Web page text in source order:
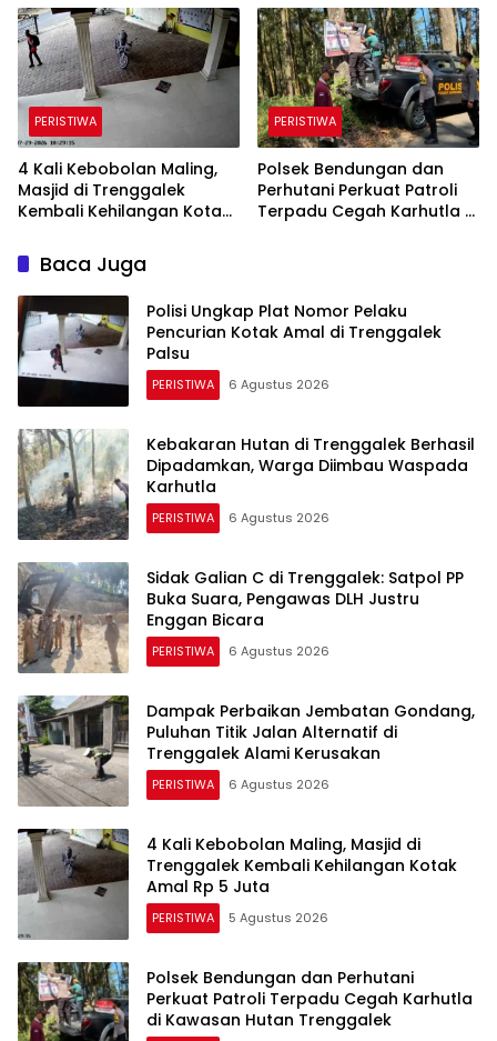
Alami Kerusakan
PERISTIWA
4 Kali Kebobolan Maling,
Masjid di Trenggalek
Kembali Kehilangan Kotak
PERISTIWA
Polsek Bendungan dan
Perhutani Perkuat Patroli
Terpadu Cegah Karhutla di
Baca Juga
Polisi Ungkap Plat Nomor Pelaku
Pencurian Kotak Amal di Trenggalek
Palsu
PERISTIWA 6 Agustus 2026
Kebakaran Hutan di Trenggalek Berhasil
Dipadamkan, Warga Diimbau Waspada
Karhutla
PERISTIWA 6 Agustus 2026
Sidak Galian C di Trenggalek: Satpol PP
Buka Suara, Pengawas DLH Justru
Enggan Bicara
PERISTIWA 6 Agustus 2026
Dampak Perbaikan Jembatan Gondang,
Puluhan Titik Jalan Alternatif di
Trenggalek Alami Kerusakan
PERISTIWA 6 Agustus 2026
4 Kali Kebobolan Maling, Masjid di
Trenggalek Kembali Kehilangan Kotak
Amal Rp 5 Juta
PERISTIWA 5 Agustus 2026
Polsek Bendungan dan Perhutani
Perkuat Patroli Terpadu Cegah Karhutla
di Kawasan Hutan Trenggalek